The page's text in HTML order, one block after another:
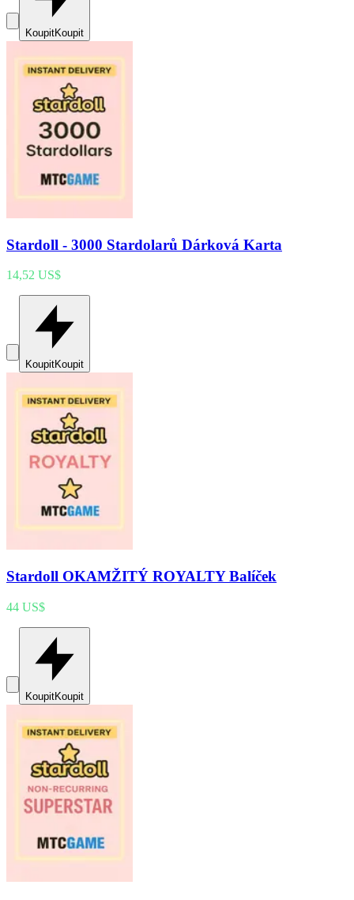
KoupitKoupit
Stardoll - 3000 Stardolarů Dárková Karta
14,52 US$
KoupitKoupit
Stardoll OKAMŽITÝ ROYALTY Balíček
44 US$
KoupitKoupit